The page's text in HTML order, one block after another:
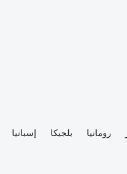
رومانيا بلجيكا
إسبانيا